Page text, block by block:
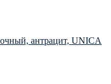
антрацит, UNICA